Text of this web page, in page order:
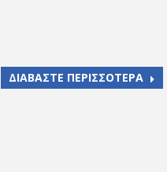
ΔΙΑΒΑΣΤΕ ΠΕΡΙΣΣΟΤΕΡΑ